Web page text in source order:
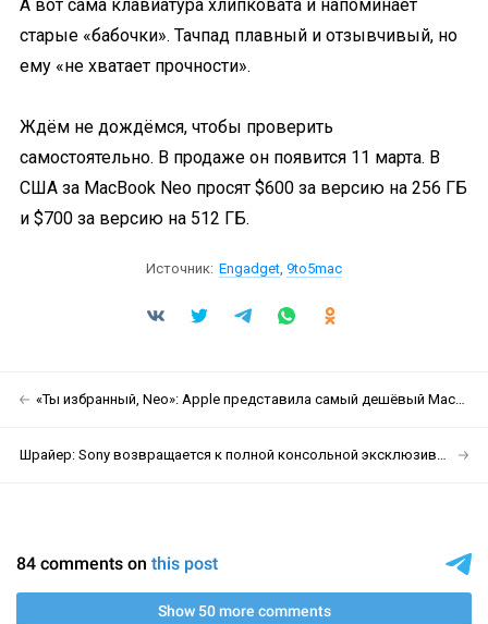
А вот сама клавиатура хлипковата и напоминает
старые «бабочки». Тачпад плавный и отзывчивый, но
ему «не хватает прочности».
Ждём не дождёмся, чтобы проверить
самостоятельно. В продаже он появится 11 марта. В
США за MacBook Neo просят $600 за версию на 256 ГБ
и $700 за версию на 512 ГБ.
Источник: Engadget, 9to5mac
«Ты избранный, Neo»: Apple представила самый дешёвый MacBook
Шрайер: Sony возвращается к полной консольной эксклюзивности